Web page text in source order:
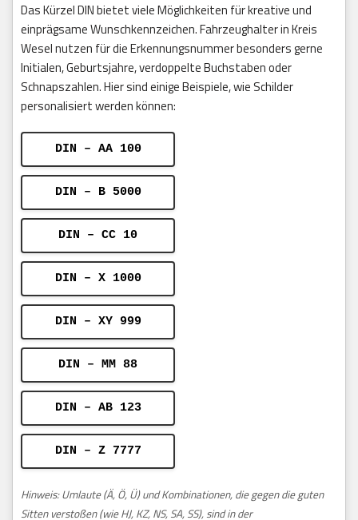
Das Kürzel DIN bietet viele Möglichkeiten für kreative und
einprägsame Wunschkennzeichen. Fahrzeughalter in Kreis
Wesel nutzen für die Erkennungsnummer besonders gerne
Initialen, Geburtsjahre, verdoppelte Buchstaben oder
Schnapszahlen. Hier sind einige Beispiele, wie Schilder
personalisiert werden können:
DIN – AA 100
DIN – B 5000
DIN – CC 10
DIN – X 1000
DIN – XY 999
DIN – MM 88
DIN – AB 123
DIN – Z 7777
Hinweis: Umlaute (Ä, Ö, Ü) und Kombinationen, die gegen die guten
Sitten verstoßen (wie HJ, KZ, NS, SA, SS), sind in der